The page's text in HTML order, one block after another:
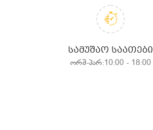
ᲡᲐᲛᲣᲨᲐᲝ ᲡᲐᲐᲗᲔᲑᲘ
ორშ-პარ:10:00 - 18:00